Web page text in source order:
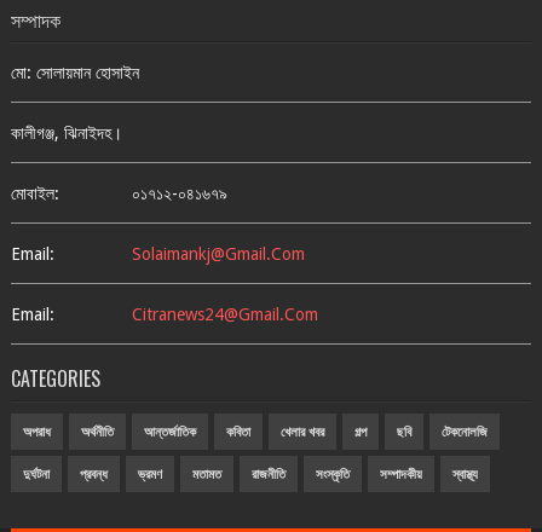
সম্পাদক
মো: সোলায়মান হোসাইন
কালীগঞ্জ, ঝিনাইদহ।
মোবাইল: ০১৭১২-০৪১৬৭৯
Email: Solaimankj@gmail.com
Email: Citranews24@gmail.com
CATEGORIES
অপরাধ অর্থনীতি আন্তর্জাতিক কবিতা খেলার খবর গল্প ছবি টেকনোলজি
দুর্ঘটনা প্রবন্ধ ভ্রমণ মতামত রাজনীতি সংস্কৃতি সম্পাদকীয় স্বাস্থ্য